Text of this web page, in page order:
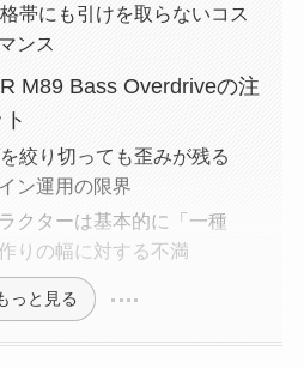
帯にも引けを取らないコス
ンス
M89 Bass Overdriveの注
絞り切っても歪みが残る
ン運用の限界
クターは基本的に「一種
りの幅に対する不満
っと見る